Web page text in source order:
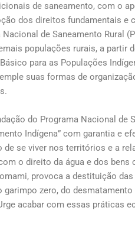
de saneamento, com o
dos direitos fundamentais e
de Saneamento Rural
populações rurais, a
para as Populações
suas formas de
do Programa Nacional de
Indígena” com garantia e
de se viver nos territórios e a
o direito da água e dos
provoca a destituição
garimpo zero, do
acabar com essas práticas